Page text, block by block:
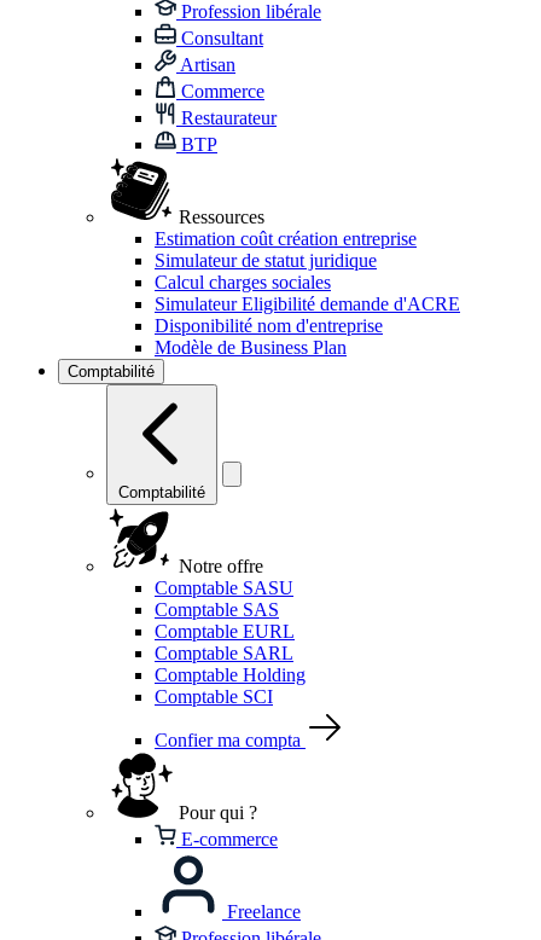
Profession libérale
Consultant
Artisan
Commerce
Restaurateur
BTP
Ressources
Estimation coût création entreprise
Simulateur de statut juridique
Calcul charges sociales
Simulateur Eligibilité demande d'ACRE
Disponibilité nom d'entreprise
Modèle de Business Plan
Comptabilité
Comptabilité
Notre offre
Comptable SASU
Comptable SAS
Comptable EURL
Comptable SARL
Comptable Holding
Comptable SCI
Confier ma compta
Pour qui ?
E-commerce
Freelance